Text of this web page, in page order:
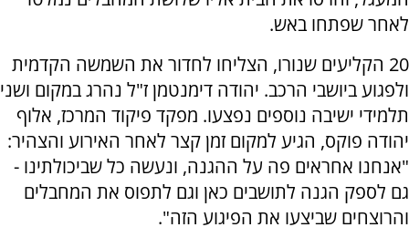
לאחר שפתחו באש.
20 הקליעים שנורו, הצליחו לחדור את השמשה הקדמית
ולפגוע ביושבי הרכב. יהודה דימנטמן ז"ל נהרג במקום ושני
תלמידי ישיבה נוספים נפצעו. מפקד פיקוד המרכז, אלוף
יהודה פוקס, הגיע למקום זמן קצר לאחר האירוע והצהיר:
"אנחנו אחראים פה על ההגנה, ונעשה כל שביכולתינו -
גם לספק הגנה לתושבים כאן וגם לתפוס את המחבלים
והרוצחים שביצעו את הפיגוע הזה".